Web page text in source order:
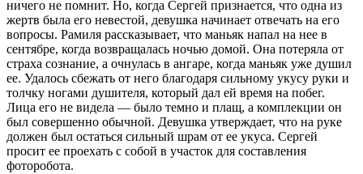
ничего не помнит. Но, когда Сергей признается, что одна из
жертв была его невестой, девушка начинает отвечать на его
вопросы. Рамиля рассказывает, что маньяк напал на нее в
сентябре, когда возвращалась ночью домой. Она потеряла от
страха сознание, а очнулась в ангаре, когда маньяк уже душил
ее. Удалось сбежать от него благодаря сильному укусу руки и
толчку ногами душителя, который дал ей время на побег.
Лица его не видела — было темно и плащ, а комплекции он
был совершенно обычной. Девушка утверждает, что на руке
должен был остаться сильный шрам от ее укуса. Сергей
просит ее проехать с собой в участок для составления
фоторобота.